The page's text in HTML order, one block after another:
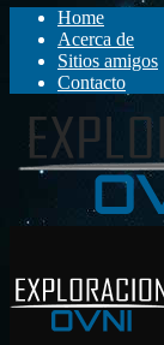
Home
Acerca de
Sitios amigos
Contacto